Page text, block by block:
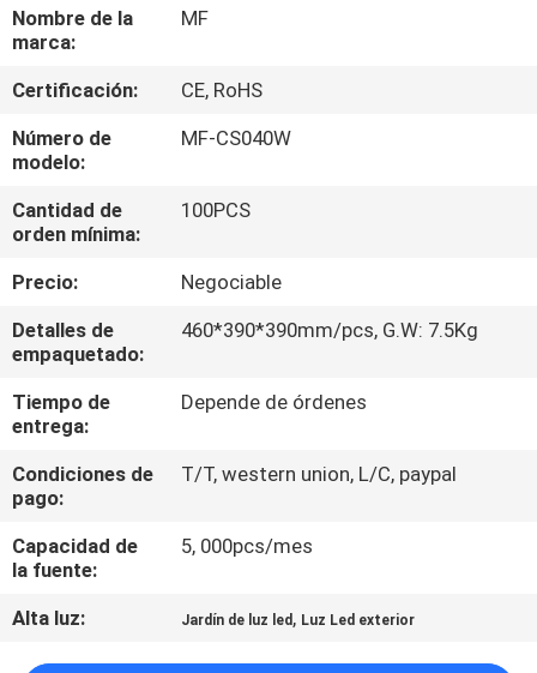
SOBRE
NOSOTROS
VIAJE
DE
LA
CONTROL
CALIDAD
ÉNTRENOS
EN
CONTACTO
CON
Nombre de la
marca:
MF
Certificación:
CE, RoHS
Número de
modelo:
MF-CS040W
Cantidad de
orden mínima:
100PCS
Precio:
Negociable
Detalles de
empaquetado:
460*390*390mm/pcs, G.W: 7.5Kg
Tiempo de
entrega:
Depende de órdenes
Condiciones de
pago:
T/T, western union, L/C, paypal
Capacidad de
la fuente:
5, 000pcs/mes
Alta luz: Jardín de luz led , Luz Led exterior